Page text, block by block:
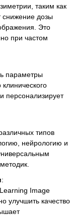
таким как
снижение дозы
Это
при частом
параметры
персонализирует
типов
нейрологию и
:
Image
улучшить качество